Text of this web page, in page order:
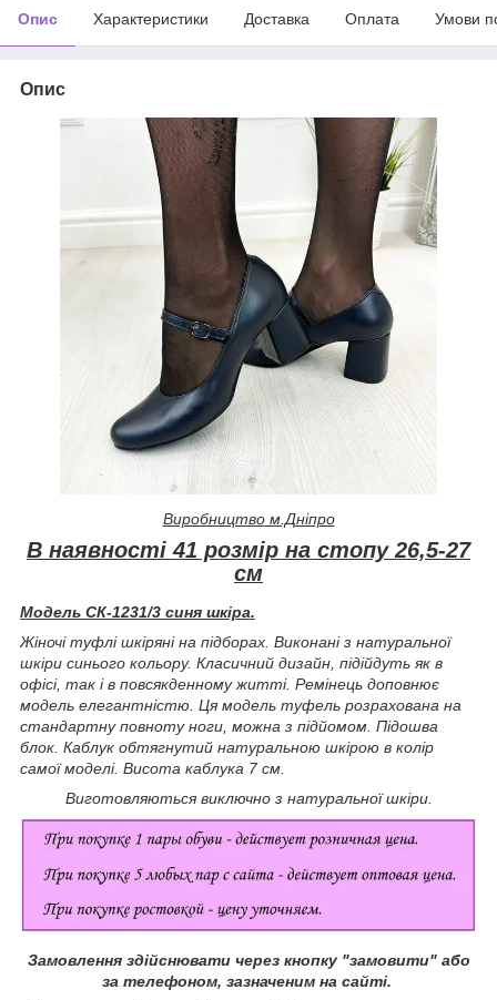
Опис Характеристики Доставка Оплата Умови
Опис
Виробництвом.Дніпро
В наявності 41 розмір на стопу 26,5-27
см
Модель СК-1231/3 синя шкіра.
Жіночі туфлі шкіряні на підборах. Виконані з натуральної
шкіри синього кольору. Класичний дизайн, підійдуть як в
офісі, так і в повсякденному житті. Ремінець доповнює
модель елегантністю. Ця модель туфель розрахована на
стандартну повноту ноги, можна з підйомом. Підошва
блок. Каблук обтягнутий натуральною шкірою в колір
самої моделі. Висота каблука 7 см.
Виготовляються виключно з натуральної шкіри.
Замовлення здійснювати через кнопку "замовити" або
за телефоном, зазначеним на сайті.